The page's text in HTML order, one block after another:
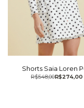
Shorts Saia Loren
R$274,00
R$548,00